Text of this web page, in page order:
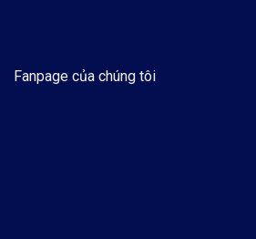
Fanpage của chúng tôi